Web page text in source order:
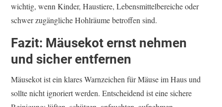
wichtig, wenn Kinder, Haustiere, Lebensmittelbereiche oder
schwer zugängliche Hohlräume betroffen sind.
Fazit: Mäusekot ernst nehmen
und sicher entfernen
Mäusekot ist ein klares Warnzeichen für Mäuse im Haus und
sollte nicht ignoriert werden. Entscheidend ist eine sichere